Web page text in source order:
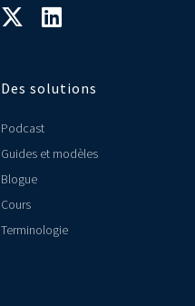
 
Des solutions
Podcast
Guides et modèles
Blogue
Cours
Terminologie